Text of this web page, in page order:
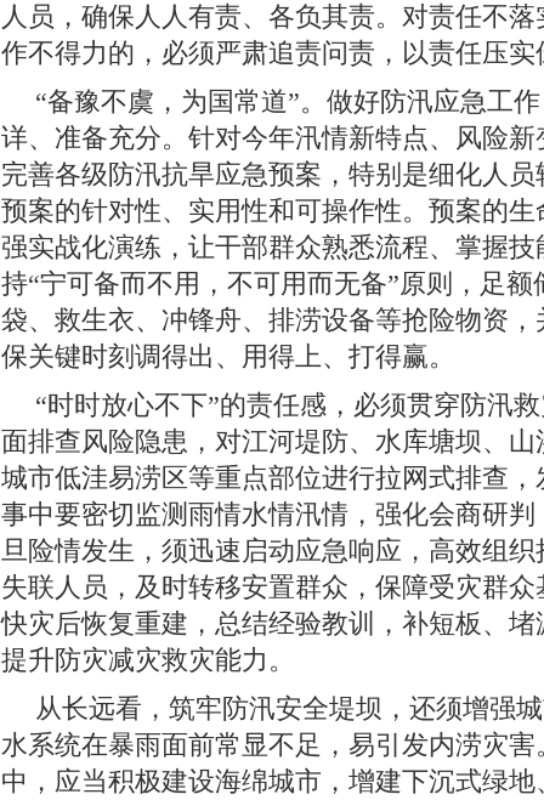
人员，确保人人有责、各负其责。对责任不
作不得力的，必须严肃追责问责，以责任压
“备豫不虞，为国常道”。做好防汛应急工
详、准备充分。针对今年汛情新特点、风险
完善各级防汛抗旱应急预案，特别是细化人
预案的针对性、实用性和可操作性。预案的
强实战化演练，让干部群众熟悉流程、掌握
持“宁可备而不用，不可用而无备”原则，足
袋、救生衣、冲锋舟、排涝设备等抢险物资
保关键时刻调得出、用得上、打得赢。
“时时放心不下”的责任感，必须贯穿防汛
面排查风险隐患，对江河堤防、水库塘坝、
城市低洼易涝区等重点部位进行拉网式排查
事中要密切监测雨情水情汛情，强化会商研
旦险情发生，须迅速启动应急响应，高效组
失联人员，及时转移安置群众，保障受灾群
快灾后恢复重建，总结经验教训，补短板、
提升防灾减灾救灾能力。
从长远看，筑牢防汛安全堤坝，还须增强
水系统在暴雨面前常显不足，易引发内涝灾
中，应当积极建设海绵城市，增建下沉式绿